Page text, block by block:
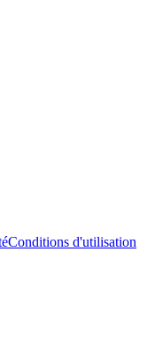
Conditions d'utilisation